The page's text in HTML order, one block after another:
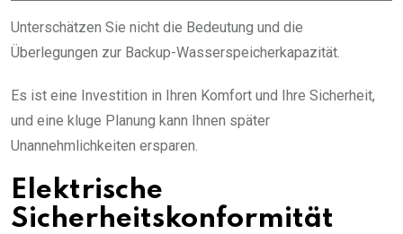
Unterschätzen Sie nicht die Bedeutung und die
Überlegungen zur Backup-Wasserspeicherkapazität.
Es ist eine Investition in Ihren Komfort und Ihre Sicherheit,
und eine kluge Planung kann Ihnen später
Unannehmlichkeiten ersparen.
Elektrische
Sicherheitskonformität